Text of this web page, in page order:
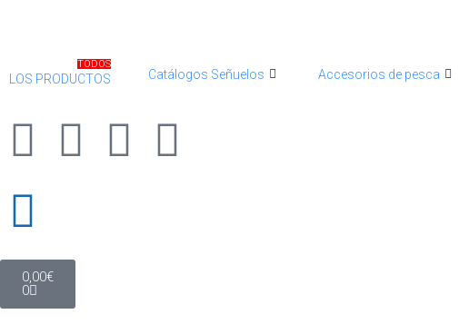
LOS PRODUCTOS
TODOS
Catálogos Señuelos Accesorios de pesca
0,00€
0